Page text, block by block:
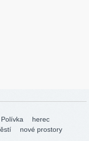
herec
nové prostory